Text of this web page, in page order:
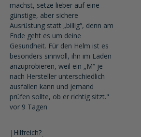
machst, setze lieber auf eine
günstige, aber sichere
Ausrüstung statt „billig“, denn am
Ende geht es um deine
Gesundheit. Für den Helm ist es
besonders sinnvoll, ihn im Laden
anzuprobieren, weil ein „M“ je
nach Hersteller unterschiedlich
ausfallen kann und jemand
prüfen sollte, ob er richtig sitzt."
vor 9 Tagen
| Hilfreich?